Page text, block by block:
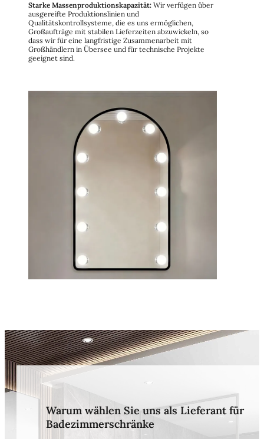
Starke Massenproduktionskapazität: Wir verfügen über
ausgereifte Produktionslinien und
Qualitätskontrollsysteme, die es uns ermöglichen,
Großaufträge mit stabilen Lieferzeiten abzuwickeln, so
dass wir für eine langfristige Zusammenarbeit mit
Großhändlern in Übersee und für technische Projekte
geeignet sind.
Warum wählen Sie uns als Lieferant für
Badezimmerschränke